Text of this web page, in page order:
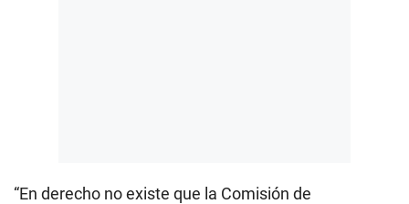
“En derecho no existe que la Comisión de